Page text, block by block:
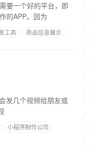
要一个好的平台，即
的APP。因为
工具 商品信息展示
发几个视频给朋友或
良心视
小程序制作公司